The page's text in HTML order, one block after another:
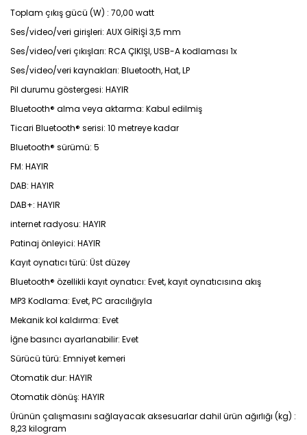
Toplam çıkış gücü (W) : 70,00 watt
Ses/video/veri girişleri: AUX GİRİŞİ 3,5 mm
Ses/video/veri çıkışları: RCA ÇIKIŞI, USB-A kodlaması 1x
Ses/video/veri kaynakları: Bluetooth, Hat, LP
Pil durumu göstergesi: HAYIR
Bluetooth® alma veya aktarma: Kabul edilmiş
Ticari Bluetooth® serisi: 10 metreye kadar
Bluetooth® sürümü: 5
FM: HAYIR
DAB: HAYIR
DAB+: HAYIR
internet radyosu: HAYIR
Patinaj önleyici: HAYIR
Kayıt oynatıcı türü: Üst düzey
Bluetooth® özellikli kayıt oynatıcı: Evet, kayıt oynatıcısına akış
MP3 Kodlama: Evet, PC aracılığıyla
Mekanik kol kaldırma: Evet
İğne basıncı ayarlanabilir: Evet
Sürücü türü: Emniyet kemeri
Otomatik dur: HAYIR
Otomatik dönüş: HAYIR
Ürünün çalışmasını sağlayacak aksesuarlar dahil ürün ağırlığı (kg) :
8,23 kilogram